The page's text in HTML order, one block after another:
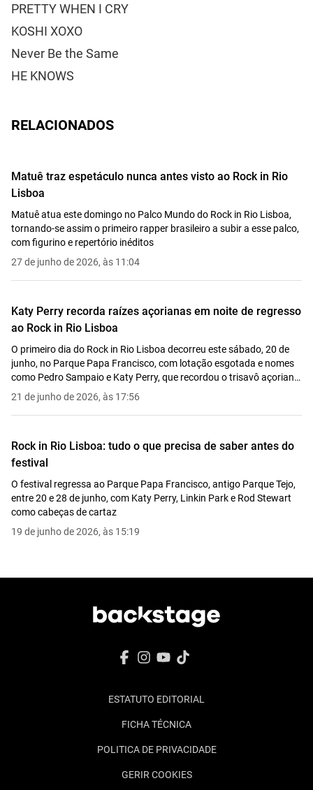
PRETTY WHEN I CRY
KOSHI XOXO
Never Be the Same
HE KNOWS
RELACIONADOS
Matuê traz espetáculo nunca antes visto ao Rock in Rio
Lisboa
Matuê atua este domingo no Palco Mundo do Rock in Rio Lisboa,
tornando-se assim o primeiro rapper brasileiro a subir a esse palco,
com figurino e repertório inéditos
27 de junho de 2026, às 11:04
Katy Perry recorda raízes açorianas em noite de regresso
ao Rock in Rio Lisboa
O primeiro dia do Rock in Rio Lisboa decorreu este sábado, 20 de
junho, no Parque Papa Francisco, com lotação esgotada e nomes
como Pedro Sampaio e Katy Perry, que recordou o trisavô açoriano
e ergueu a bandeira portuguesa antes de fechar a noite com
"Firework"
21 de junho de 2026, às 17:56
Rock in Rio Lisboa: tudo o que precisa de saber antes do
festival
O festival regressa ao Parque Papa Francisco, antigo Parque Tejo,
entre 20 e 28 de junho, com Katy Perry, Linkin Park e Rod Stewart
como cabeças de cartaz
19 de junho de 2026, às 15:19
ESTATUTO EDITORIAL
FICHA TÉCNICA
POLITICA DE PRIVACIDADE
GERIR COOKIES